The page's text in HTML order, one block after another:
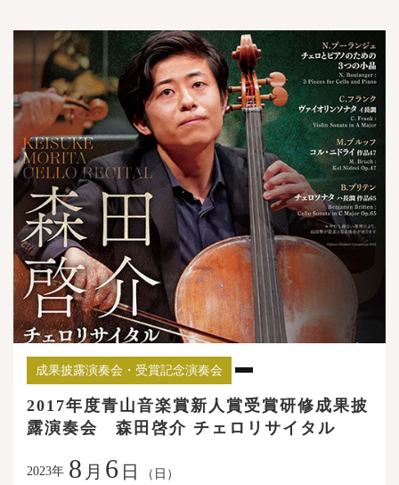
成果披露演奏会・受賞記念演奏会
2017年度青山音楽賞新人賞受賞研修成果披
露演奏会 森田啓介 チェロリサイタル
2023年 8 月 6 日 （日）